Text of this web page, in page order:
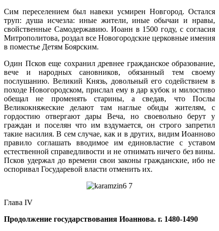
Сим переселением был навеки усмирен Новгород. Остался
труп: душа исчезла: иные жители, иные обычаи и нравы,
свойственные Самодержавию. Иоанн в 1500 году, с согласия
Митрополитова, роздал все Новогородские церковные имения
в поместье Детям Боярским.
Один Псков еще сохранил древнее гражданское образование,
вече и народных сановников, обязанный тем своему
послушанию. Великий Князь, довольный его содействием в
походе Новогородском, прислал ему в дар кубок и милостиво
обещал не променять старины, а сведав, что Послы
Великокняжеские делают там наглые обиды жителям, с
гордостию отвергают дары Веча, но своевольно берут у
граждан и поселян что им вздумается, он строго запретил
такие насилия. В сем случае, как и в других, видим Иоанново
правило соглашать вводимое им единовластие с уставом
естественной справедливости и не отнимать ничего без вины.
Псков удержал до времени свои законы гражданские, ибо не
оспоривал Государевой власти отменить их.
Глава IV
Продолжение государствования Иоаннова. г. 1480-1490